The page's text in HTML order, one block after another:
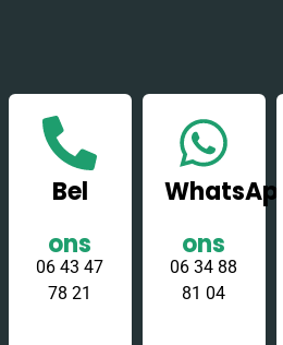
Bel
ons
06 43 47
78 21
WhatsApp
ons
06 34 88
81 04